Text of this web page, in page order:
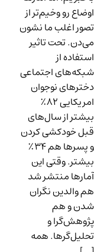
اوضاع رو وخیم‌تر از
تصور اغلب ما نشون
می‌دن. تحت تاثیر
استفاده از
شبکه‌های اجتماعی
دخترهای نوجوان
امریکایی ۸۲٪
بیشتر از سال‌های
قبل خودکشی کردن
و پسرها هم ۳۴٪
بیشتر. وقتی این
آمارها منتشر شد
هم والدین نگران
شدن و هم
پژوهش‌گرا و
تحلیل‌گرها. همه